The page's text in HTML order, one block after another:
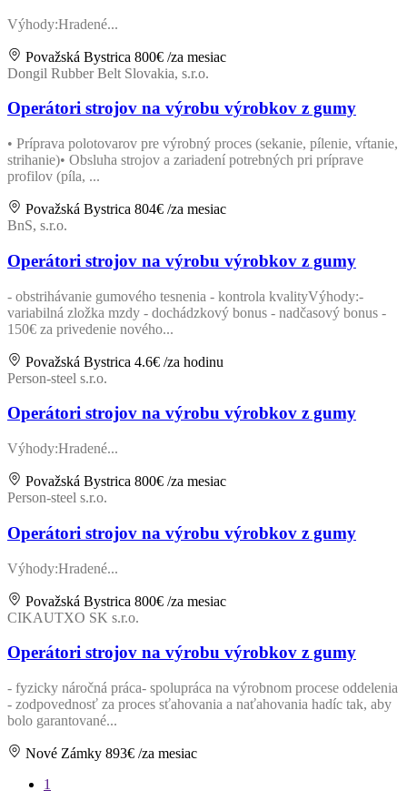
Výhody:Hradené...
Považská Bystrica 800€ /za mesiac
Dongil Rubber Belt Slovakia, s.r.o.
Operátori strojov na výrobu výrobkov z gumy
• Príprava polotovarov pre výrobný proces (sekanie, pílenie, vŕtanie,
strihanie)• Obsluha strojov a zariadení potrebných pri príprave
profilov (píla, ...
Považská Bystrica 804€ /za mesiac
BnS, s.r.o.
Operátori strojov na výrobu výrobkov z gumy
- obstrihávanie gumového tesnenia - kontrola kvalityVýhody:-
variabilná zložka mzdy - dochádzkový bonus - nadčasový bonus -
150€ za privedenie nového...
Považská Bystrica 4.6€ /za hodinu
Person-steel s.r.o.
Operátori strojov na výrobu výrobkov z gumy
Výhody:Hradené...
Považská Bystrica 800€ /za mesiac
Person-steel s.r.o.
Operátori strojov na výrobu výrobkov z gumy
Výhody:Hradené...
Považská Bystrica 800€ /za mesiac
CIKAUTXO SK s.r.o.
Operátori strojov na výrobu výrobkov z gumy
- fyzicky náročná práca ​- spolupráca na výrobnom procese oddelenia ​
- zodpovednosť za proces sťahovania a naťahovania hadíc tak, aby
bolo garantované...
Nové Zámky 893€ /za mesiac
1